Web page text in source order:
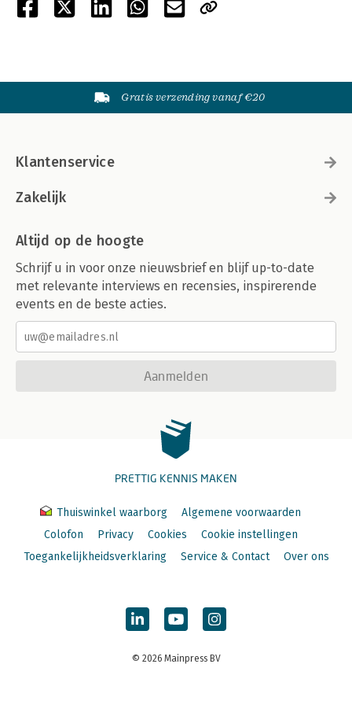
Gratis verzending vanaf €20
Klantenservice
Zakelijk
Altijd op de hoogte
Schrijf u in voor onze nieuwsbrief en blijf up-to-date
met relevante interviews en recensies, inspirerende
events en de beste acties.
Aanmelden
PRETTIG KENNIS MAKEN
Thuiswinkel waarborg
Algemene voorwaarden
Colofon
Privacy Cookies
Cookie instellingen
Toegankelijkheidsverklaring
Service & Contact Over ons
© 2026 Mainpress BV